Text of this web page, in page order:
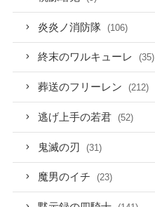
炎炎ノ消防隊 (106)
終末のワルキューレ (35)
葬送のフリーレン (212)
逃げ上手の若君 (52)
鬼滅の刃 (31)
魔男のイチ (23)